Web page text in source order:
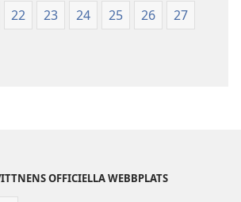
22 23 24 25 26
27
OFFICIELLA WEBBPLATS